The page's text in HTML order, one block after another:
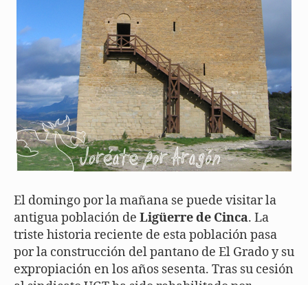
El domingo por la mañana se puede visitar la
antigua población de Ligüerre de Cinca. La
triste historia reciente de esta población pasa
por la construcción del pantano de El Grado y su
expropiación en los años sesenta. Tras su cesión